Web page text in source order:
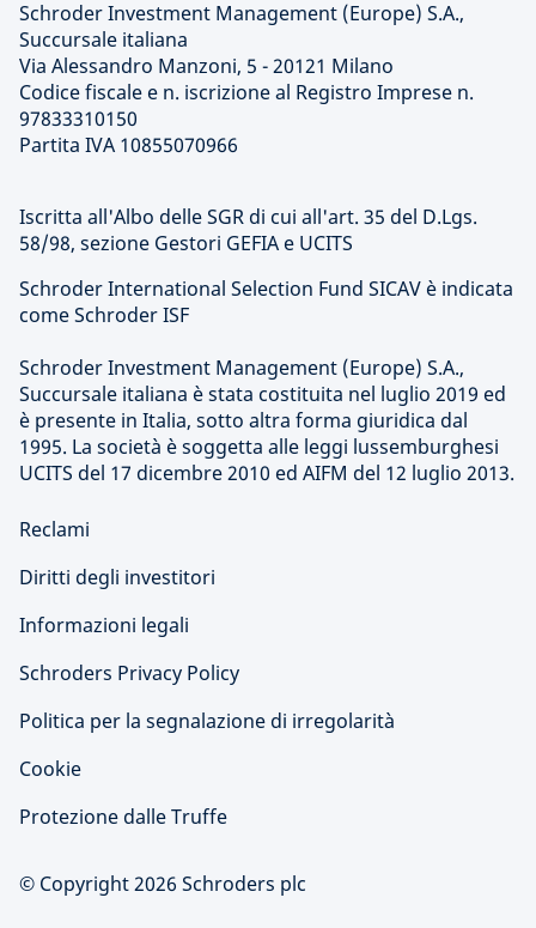
Schroder Investment Management (Europe) S.A.,
Succursale italiana
Via Alessandro Manzoni, 5 - 20121 Milano
Codice fiscale e n. iscrizione al Registro Imprese n.
97833310150
Partita IVA 10855070966
Iscritta all'Albo delle SGR di cui all'art. 35 del D.Lgs.
58/98, sezione Gestori GEFIA e UCITS
Schroder International Selection Fund SICAV è indicata
come Schroder ISF
Schroder Investment Management (Europe) S.A.,
Succursale italiana è stata costituita nel luglio 2019 ed
è presente in Italia, sotto altra forma giuridica dal
1995. La società è soggetta alle leggi lussemburghesi
UCITS del 17 dicembre 2010 ed AIFM del 12 luglio 2013.
Reclami
Diritti degli investitori
Informazioni legali
Schroders Privacy Policy
Politica per la segnalazione di irregolarità
Cookie
Protezione dalle Truffe
© Copyright 2026 Schroders plc